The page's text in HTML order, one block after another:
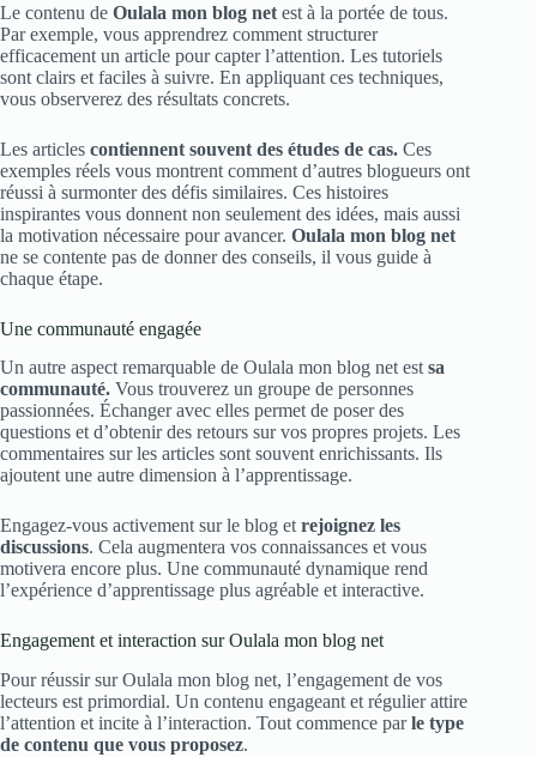
Le contenu de Oulala mon blog net est à la portée de tous.
Par exemple, vous apprendrez comment structurer
efficacement un article pour capter l’attention. Les tutoriels
sont clairs et faciles à suivre. En appliquant ces techniques,
vous observerez des résultats concrets.
Les articles contiennent souvent des études de cas. Ces
exemples réels vous montrent comment d’autres blogueurs ont
réussi à surmonter des défis similaires. Ces histoires
inspirantes vous donnent non seulement des idées, mais aussi
la motivation nécessaire pour avancer. Oulala mon blog net
ne se contente pas de donner des conseils, il vous guide à
chaque étape.
Une communauté engagée
Un autre aspect remarquable de Oulala mon blog net estsa
communauté. Vous trouverez un groupe de personnes
passionnées. Échanger avec elles permet de poser des
questions et d’obtenir des retours sur vos propres projets. Les
commentaires sur les articles sont souvent enrichissants. Ils
ajoutent une autre dimension à l’apprentissage.
Engagez-vous activement sur le blog etrejoignez les
discussions. Cela augmentera vos connaissances et vous
motivera encore plus. Une communauté dynamique rend
l’expérience d’apprentissage plus agréable et interactive.
Engagement et interaction sur Oulala mon blog net
Pour réussir sur Oulala mon blog net, l’engagement de vos
lecteurs est primordial. Un contenu engageant et régulier attire
l’attention et incite à l’interaction. Tout commence parle type
de contenu que vous proposez.